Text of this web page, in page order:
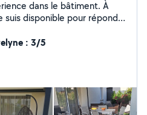
dans le bâtiment. À
disponible pour répondre
mon numéro je suis plus
: 3/5